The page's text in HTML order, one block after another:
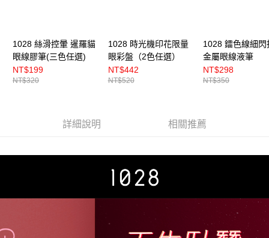
1028 絲滑控暈 暹羅貓
眼線膠筆(三色任選)
NT$199
NT$320
1028 時光機印花限量
眼彩盤（2色任選）
NT$442
NT$520
1028 鐳色線細閃
金屬眼線液筆
NT$298
NT$350
詳細說明 相關推薦